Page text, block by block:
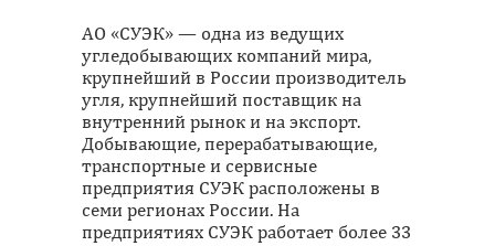
АО «СУЭК» — одна из ведущих
угледобывающих компаний мира,
крупнейший в России производитель
угля, крупнейший поставщик на
внутренний рынок и на экспорт.
Добывающие, перерабатывающие,
транспортные и сервисные
предприятия СУЭК расположены в
семи регионах России. На
предприятиях СУЭК работает более 33